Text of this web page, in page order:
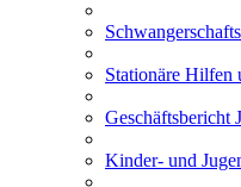
Stationäre Hilfen
Geschäftsbericht
Kinder- und